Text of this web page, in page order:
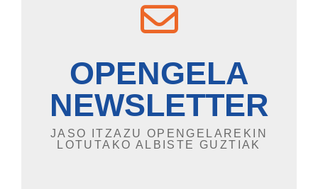
OPENGELA
NEWSLETTER
JASO ITZAZU OPENGELAREKIN
LOTUTAKO ALBISTE GUZTIAK